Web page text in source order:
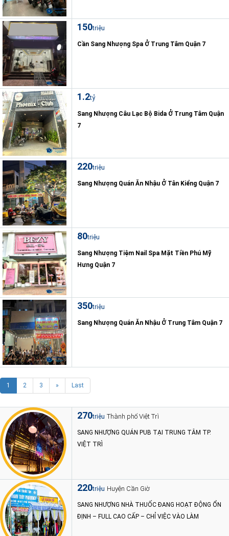
150triệu
Cần Sang Nhượng Spa Ở Trung Tâm Quận 7
1.2tỷ
Sang Nhượng Câu Lạc Bộ Bida Ở Trung Tâm Quận
7
220triệu
Sang Nhượng Quán Ăn Nhậu Ở Tân Kiểng Quận 7
80triệu
Sang Nhượng Tiệm Nail Spa Mặt Tiền Phú Mỹ
Hưng Quận 7
350triệu
Sang Nhượng Quán Ăn Nhậu Ở Trung Tâm Quận 7
1 2 3 » Last
270triệu Thành phố Việt Trì
SANG NHƯỢNG QUÁN PUB TẠI TRUNG TÂM TP.
VIỆT TRÌ
220triệu Huyện Cần Giờ
SANG NHƯỢNG NHÀ THUỐC ĐANG HOẠT ĐỘNG ỔN
ĐỊNH – FULL CAO CẤP – CHỈ VIỆC VÀO LÀM